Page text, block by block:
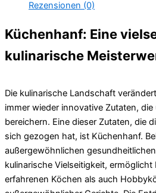
Rezensionen (0)
Küchenhanf: Eine
kulinarische
Die kulinarische Landschaft
immer wieder innovative Zutaten,
bereichern. Eine dieser Zutaten, die
sich gezogen hat, ist Küchenhanf.
außergewöhnlichen
kulinarische Vielseitigkeit,
erfahrenen Köchen als auch